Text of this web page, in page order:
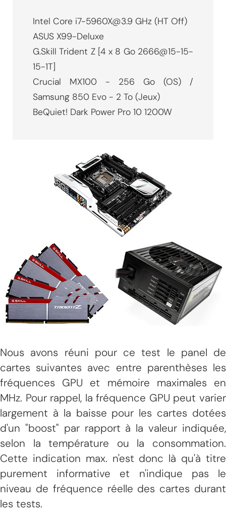
Intel Core i7-5960X@3.9 GHz (HT Off)
ASUS X99-Deluxe
G.Skill Trident Z [4 x 8 Go 2666@15-15-
15-1T]
Crucial MX100 - 256 Go (OS) /
Samsung 850 Evo - 2 To (Jeux)
BeQuiet! Dark Power Pro 10 1200W
Nous avons réuni pour ce test le panel de
cartes suivantes avec entre parenthèses les
fréquences GPU et mémoire maximales en
MHz. Pour rappel, la fréquence GPU peut varier
largement à la baisse pour les cartes dotées
d'un "boost" par rapport à la valeur indiquée,
selon la température ou la consommation.
Cette indication max. n'est donc là qu'à titre
purement informative et n'indique pas le
niveau de fréquence réelle des cartes durant
les tests.